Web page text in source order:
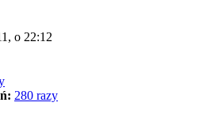
o 22:12
280 razy